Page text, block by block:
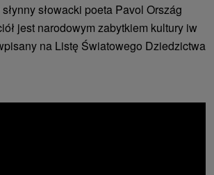
słowacki poeta Pavol Ország
jest narodowym zabytkiem kultury iw
na Listę Światowego Dziedzictwa